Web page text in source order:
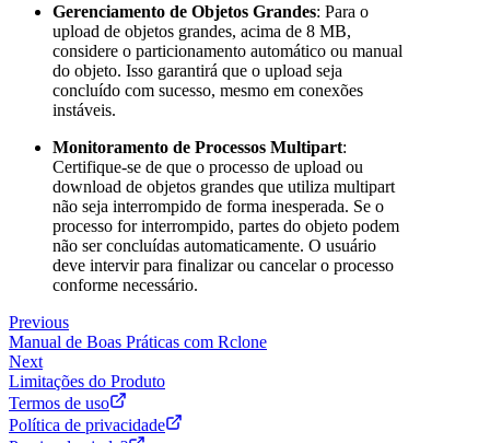
Gerenciamento de Objetos Grandes: Para o
upload de objetos grandes, acima de 8 MB,
considere o particionamento automático ou manual
do objeto. Isso garantirá que o upload seja
concluído com sucesso, mesmo em conexões
instáveis.
Monitoramento de Processos Multipart:
Certifique-se de que o processo de upload ou
download de objetos grandes que utiliza multipart
não seja interrompido de forma inesperada. Se o
processo for interrompido, partes do objeto podem
não ser concluídas automaticamente. O usuário
deve intervir para finalizar ou cancelar o processo
conforme necessário.
Previous
Manual de Boas Práticas com Rclone
Next
Limitações do Produto
Termos de uso
Política de privacidade